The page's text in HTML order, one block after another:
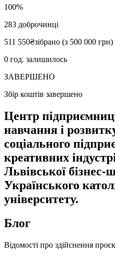
100%
283 доброчинці
511 550₴зібрано (з 500 000 грн)
0 год. залишилось
ЗАВЕРШЕНО
Збір коштів завершено
Центр
навчання і
соціального
креативних
Львівської бізнес-
Українського
університету.
Блог
Відомості про здійснення